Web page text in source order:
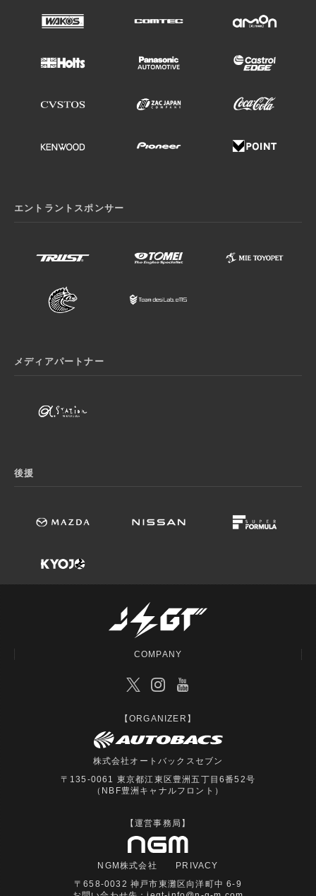
エントラントスポンサー
メディアパートナー
後援
COMPANY
【ORGANIZER】
株式会社オートバックスセブン
〒135-0061 東京都江東区豊洲五丁目6番52号
（NBF豊洲キャナルフロント）
【運営事務局】
NGM株式会社
PRIVACY
〒658-0032 神戸市東灘区向洋町中 6-9